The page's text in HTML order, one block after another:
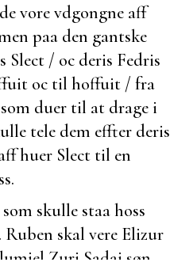
vore vdgongne aff
paa den gantske
Slect / oc deris Fedris
oc til hoffuit / fra
duer til at drage i
tele dem effter deris
huer Slect til en
skulle staa hoss
Ruben skal vere Elizur
Zuri Sadai søn.